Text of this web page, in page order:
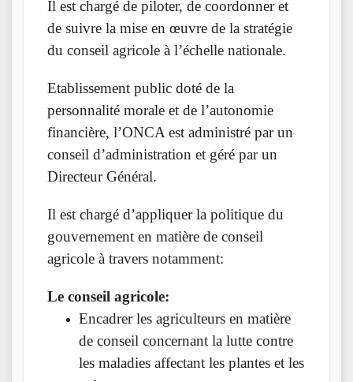
Il est chargé de piloter, de coordonner et
de suivre la mise en œuvre de la stratégie
du conseil agricole à l’échelle nationale.
Etablissement public doté de la
personnalité morale et de l’autonomie
financière, l’ONCA est administré par un
conseil d’administration et géré par un
Directeur Général.
Il est chargé d’appliquer la politique du
gouvernement en matière de conseil
agricole à travers notamment:
Le conseil agricole:
Encadrer les agriculteurs en matière
de conseil concernant la lutte contre
les maladies affectant les plantes et les